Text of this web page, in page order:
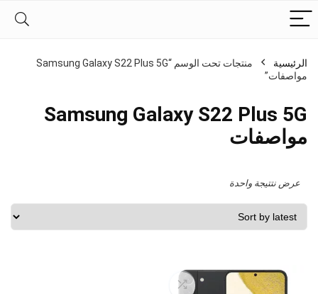
الرئيسية
منتجات تحت الوسم “Samsung Galaxy S22 Plus 5G
مواصفات”
Samsung Galaxy S22 Plus 5G
مواصفات
عرض نتتيجة واحدة